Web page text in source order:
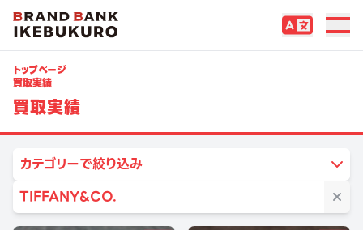
トップページ
買取実績
買取実績
カテゴリーで絞り込み
TIFFANY&CO.